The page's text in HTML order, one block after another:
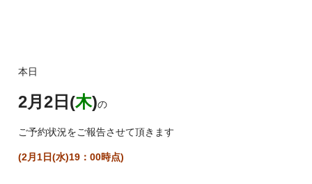
本日
2月2日(木)の
ご予約状況をご報告させて頂きます
(2月1日(水)19：00時点)